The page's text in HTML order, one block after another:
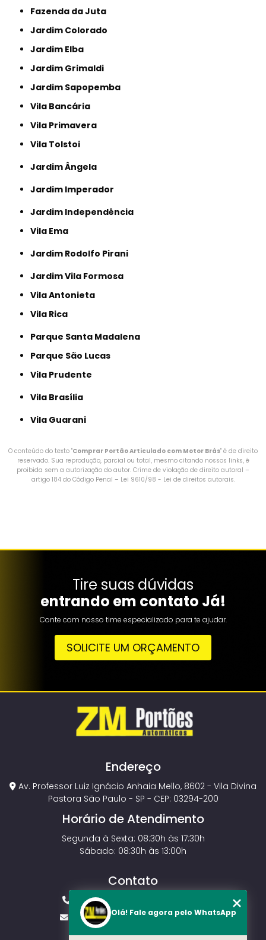
Fazenda da Juta
Jardim Colorado
Jardim Elba
Jardim Grimaldi
Jardim Sapopemba
Vila Bancária
Vila Primavera
Vila Tolstoi
Jardim Ângela
Jardim Imperador
Jardim Independência
Vila Ema
Jardim Rodolfo Pirani
Jardim Vila Formosa
Vila Antonieta
Vila Rica
Parque Santa Madalena
Parque São Lucas
Vila Prudente
Vila Brasília
Vila Guarani
O conteúdo do texto "Comprar Portão Articulado com Motor Brás" é de direito
reservado. Sua reprodução, parcial ou total, mesmo citando nossos links, é
proibida sem a autorização do autor. Crime de violação de direito autoral –
artigo 184 do Código Penal – Lei 9610/98 - Lei de direitos autorais.
Tire suas dúvidas
entrando em contato Já!
Conte com nosso time especializado para te ajudar.
SOLICITE UM ORÇAMENTO
Endereço
Av. Professor Luiz Ignácio Anhaia Mello, 8602 - Vila Divina
Pastora São Paulo - SP - CEP: 03294-200
Horário de Atendimento
Segunda à Sexta: 08:30h às 17:30h
Sábado: 08:30h às 13:00h
Contato
(11) 2143-4826
vendas.zmportoes@gmail.com
Olá! Fale agora pelo WhatsApp